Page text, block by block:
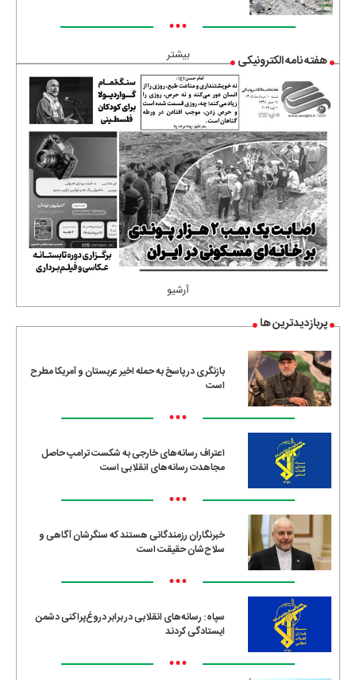
•••
بیشتر هفته نامه الکترونیکی
آرشیو
پربازدیدترین ها
بازنگری در پاسخ به حمله اخیر عربستان و آمریکا مطرح
است
•••
اعتراف رسانه‌های خارجی به شکست ترامپ حاصل
مجاهدت رسانه‌های انقلابی است
•••
خبرنگاران رزمندگانی هستند که سنگرشان آگاهی و
سلاح‌شان حقیقت است
•••
سپاه: رسانه‌های انقلابی در برابر دروغ‌پراکنی دشمن
ایستادگی کردند
•••